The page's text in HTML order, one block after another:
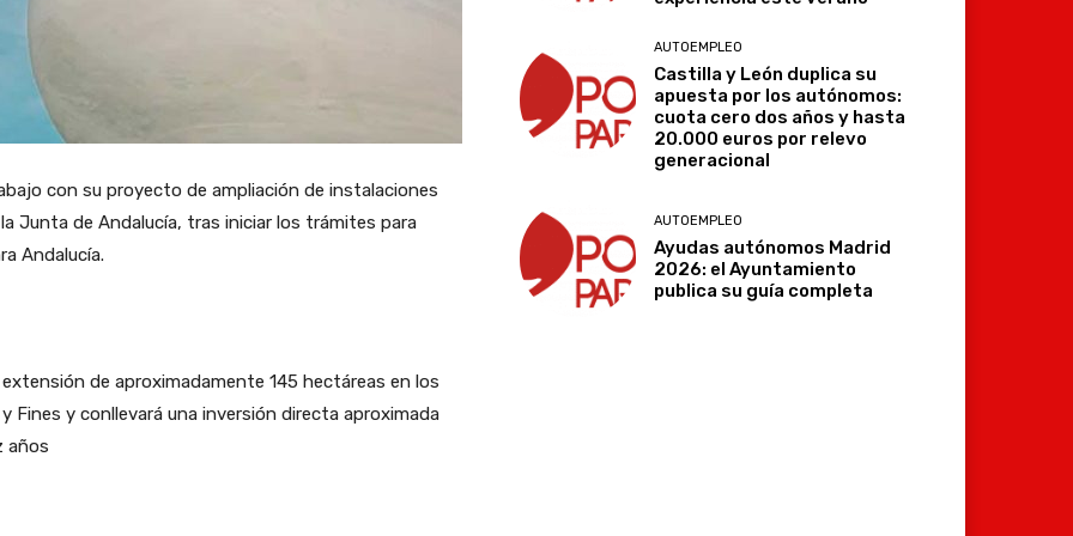
con su proyecto de ampliación de instalaciones
Junta de Andalucía, tras iniciar los trámites para
Andalucía.
de aproximadamente 145 hectáreas en los
Fines y conllevará una inversión directa aproximada
años
AUTOEMPLEO
Castilla y León duplica su
apuesta por los autónomos:
cuota cero dos años y hasta
20.000 euros por relevo
generacional
AUTOEMPLEO
Ayudas autónomos Madrid
2026: el Ayuntamiento
publica su guía completa